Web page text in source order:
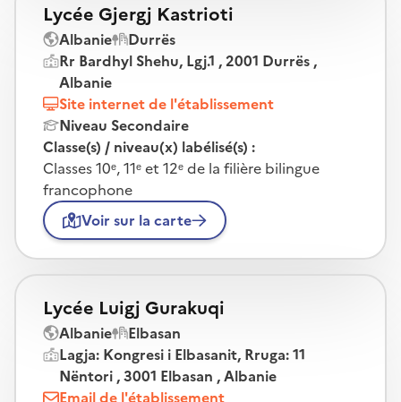
Lycée Gjergj Kastrioti
Albanie
Durrës
Rr Bardhyl Shehu, Lgj.1 , 2001 Durrës ,
Albanie
Site internet de l'établissement
Niveau Secondaire
Classe(s) / niveau(x) labélisé(s) :
Classes 10ᵉ, 11ᵉ et 12ᵉ de la filière bilingue
francophone
Voir sur la carte
Lycée Luigj Gurakuqi
Albanie
Elbasan
Lagja: Kongresi i Elbasanit, Rruga: 11
Nëntori , 3001 Elbasan , Albanie
Email de l'établissement